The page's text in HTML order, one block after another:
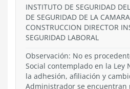
INSTITUTO DE SEGURIDAD
DE SEGURIDAD DE LA
CONSTRUCCION DIRECTOR
SEGURIDAD LABORAL
Observación: No es
Social contemplado en la Ley
la adhesión, afiliación y
Administrador se encuentran